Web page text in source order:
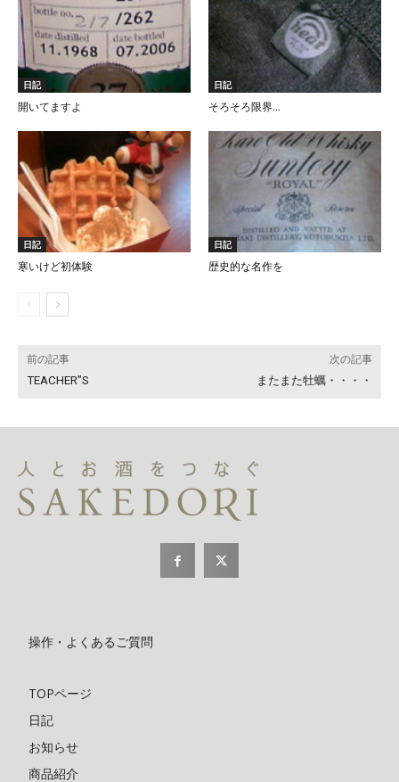
日記
開いてますよ
日記
そろそろ限界…
日記
寒いけど初体験
日記
歴史的な名作を
前の記事
TEACHER”S
次の記事
またまた牡蠣・・・・
操作・よくあるご質問
TOPページ
日記
お知らせ
商品紹介